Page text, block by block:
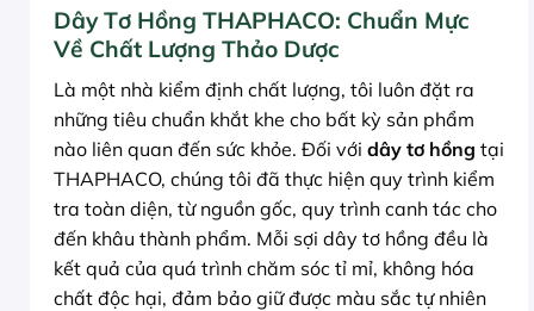
Dây Tơ Hồng THAPHACO: Chuẩn Mực
Về Chất Lượng Thảo Dược
Là một nhà kiểm định chất lượng, tôi luôn đặt ra
những tiêu chuẩn khắt khe cho bất kỳ sản phẩm
nào liên quan đến sức khỏe. Đối với dây tơ hồng tại
THAPHACO, chúng tôi đã thực hiện quy trình kiểm
tra toàn diện, từ nguồn gốc, quy trình canh tác cho
đến khâu thành phẩm. Mỗi sợi dây tơ hồng đều là
kết quả của quá trình chăm sóc tỉ mỉ, không hóa
chất độc hại, đảm bảo giữ được màu sắc tự nhiên